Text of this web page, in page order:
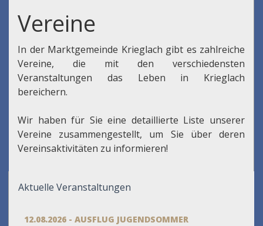
Vereine
In der Marktgemeinde Krieglach gibt es zahlreiche
Vereine, die mit den verschiedensten
Veranstaltungen das Leben in Krieglach
bereichern.
Wir haben für Sie eine detaillierte Liste unserer
Vereine zusammengestellt, um Sie über deren
Vereinsaktivitäten zu informieren!
Aktuelle Veranstaltungen
12.08.2026 - AUSFLUG JUGENDSOMMER